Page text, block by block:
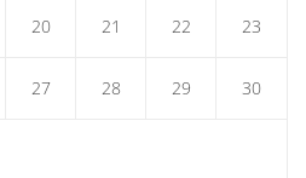
20 21 22 23
27 28 29 30